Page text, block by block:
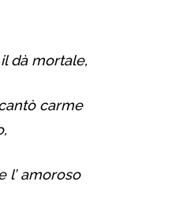
dà­ mortale,
carme
l’ amoroso